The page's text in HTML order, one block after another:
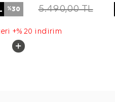
%30 5.490,00TL
+% 20 indirim